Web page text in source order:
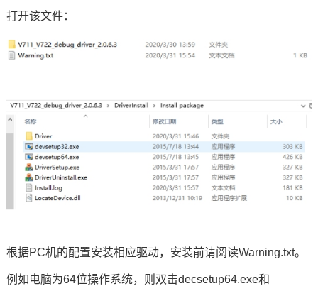
打开该文件：
根据PC机的配置安装相应驱动，安装前请阅读Warning.txt。
例如电脑为64位操作系统，则双击decsetup64.exe和